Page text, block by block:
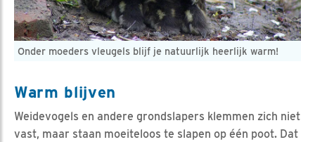
Onder moeders vleugels blijf je natuurlijk heerlijk warm!
Warm blijven
Weidevogels en andere grondslapers klemmen zich niet
vast, maar staan moeiteloos te slapen op één poot. Dat